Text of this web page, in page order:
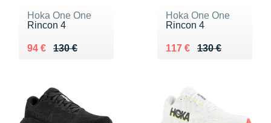
Hoka One One
Rincon 4
130 €
Au lieu de 130 €
94 €
Vendu 94 €
Hoka One One
Rincon 4
130 €
Au lieu de 130 €
117 €
Vendu 117 €